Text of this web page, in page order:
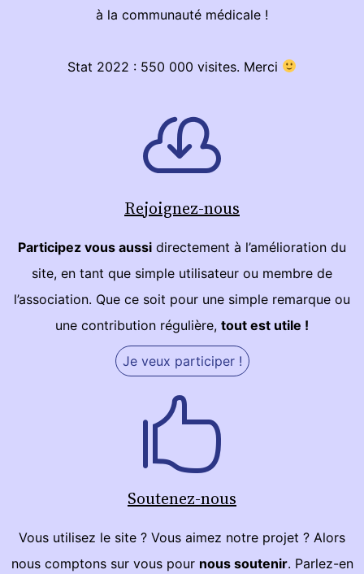
à la communauté médicale !
Stat 2022 : 550 000 visites. Merci
Rejoignez-nous
Participez vous aussi directement à l’amélioration du
site, en tant que simple utilisateur ou membre de
l’association. Que ce soit pour une simple remarque ou
une contribution régulière, tout est utile !
Je veux participer !
Soutenez-nous
Vous utilisez le site ? Vous aimez notre projet ? Alors
nous comptons sur vous pour nous soutenir. Parlez-en